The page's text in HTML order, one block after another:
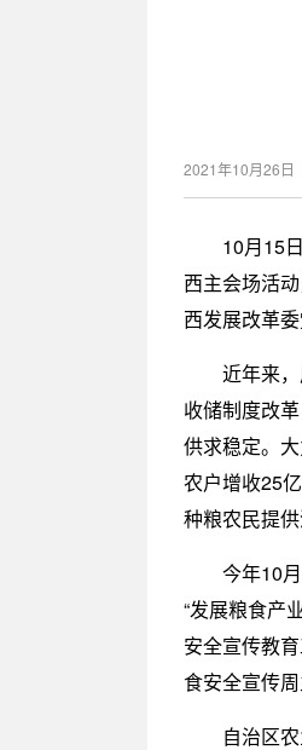
2021年10月26日
10月15
西主会场活
西发展改革
近年来
收储制度改
供求稳定。
农户增收25
种粮农民提
今年10
“发展粮食产
安全宣传教
食安全宣传周
自治区